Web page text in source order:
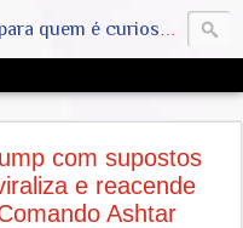
geralmente não aparecem na grande mídia. Abram a mente, pensem fora da caixinha. SAIAM DA MATRIX !! A VERDADE ESTÁ LA FORA
com supostos
e reacende
Ashtar